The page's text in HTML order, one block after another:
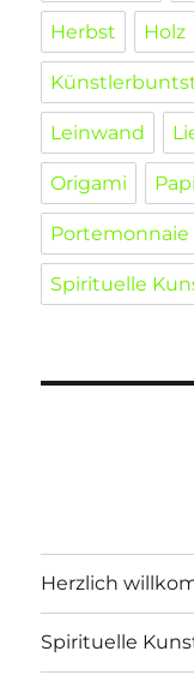
Herbst Holz
Leinwand
Origami
Portemonnaie
Spirituelle
Herzlich
Spirituelle